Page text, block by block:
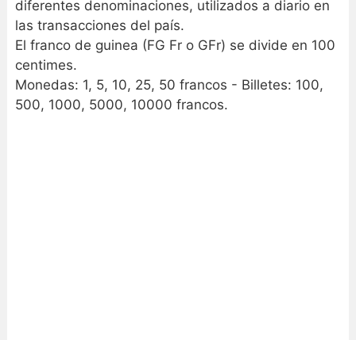
diferentes denominaciones, utilizados a diario en
las transacciones del país.
El franco de guinea (FG Fr o GFr) se divide en 100
centimes.
Monedas: 1, 5, 10, 25, 50 francos - Billetes: 100,
500, 1000, 5000, 10000 francos.